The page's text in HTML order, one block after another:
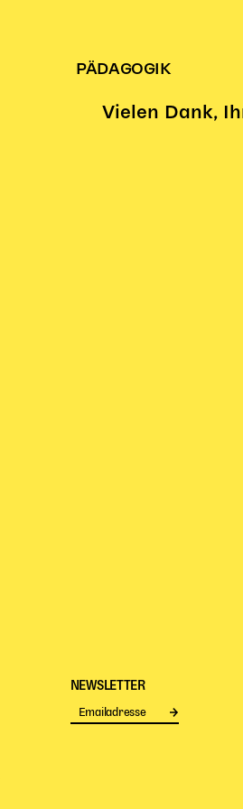
PÄDAGOGIK
Vielen Dank,
NEWSLETTER